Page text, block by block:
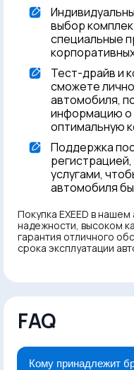
выбор
специальные
Тест-драйв и
сможете
автомобиля,
информацию о
оптимальную
Поддержка
услугами,
автомобиля
Покупка EXEED в
надежности, высоком
гарантия отличного
срока эксплуатации
FAQ
Кому принадлежит